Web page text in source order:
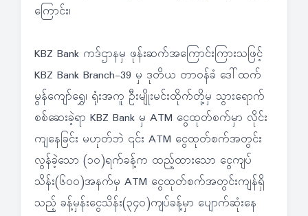
ကြောင်း၊
KBZ Bank ကဒ်ဌာနမှ ဖုန်းဆက်အကြောင်းကြားသဖြင့်
KBZ Bank Branch-39 မှ ဒုတိယ တာဝန်ခံ ဒေါ်ထက်
မွန်ကျော်ရွှေ၊ ရုံးအကူ ဦးမျိုးမင်းထိုက်တို့မှ သွားရောက်
စစ်ဆေးခဲ့ရာ KBZ Bank မှ ATM ငွေထုတ်စက်မှာ လိုင်း
ကျနေခြင်း မဟုတ်ဘဲ ၎င်း ATM ငွေထုတ်စက်အတွင်း
လွန်ခဲ့သော (၁၀)ရက်ခန့်က ထည့်ထားသော ငွေကျပ်
သိန်း(၆၀၀)အနက်မှ ATM ငွေထုတ်စက်အတွင်းကျန်ရှိ
သည့် ခန့်မှန်းငွေသိန်း(၃၄၀)ကျပ်ခန့်မှာ ပျောက်ဆုံးနေ